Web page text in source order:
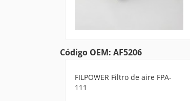
Código OEM: AF5206
FILPOWER Filtro de aire FPA-
111